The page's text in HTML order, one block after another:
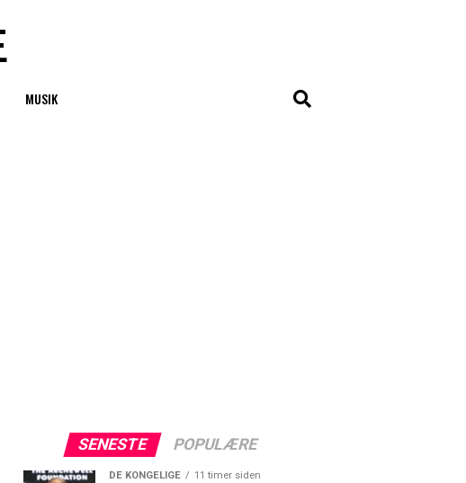
MUSIK
SENESTE POPULÆRE
DE KONGELIGE 11 timer siden